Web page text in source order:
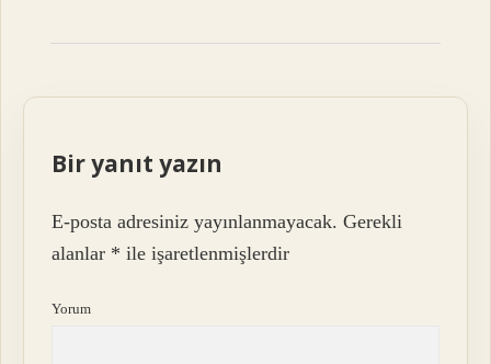
Bir yanıt yazın
E-posta adresiniz yayınlanmayacak. Gerekli
alanlar * ile işaretlenmişlerdir
Yorum